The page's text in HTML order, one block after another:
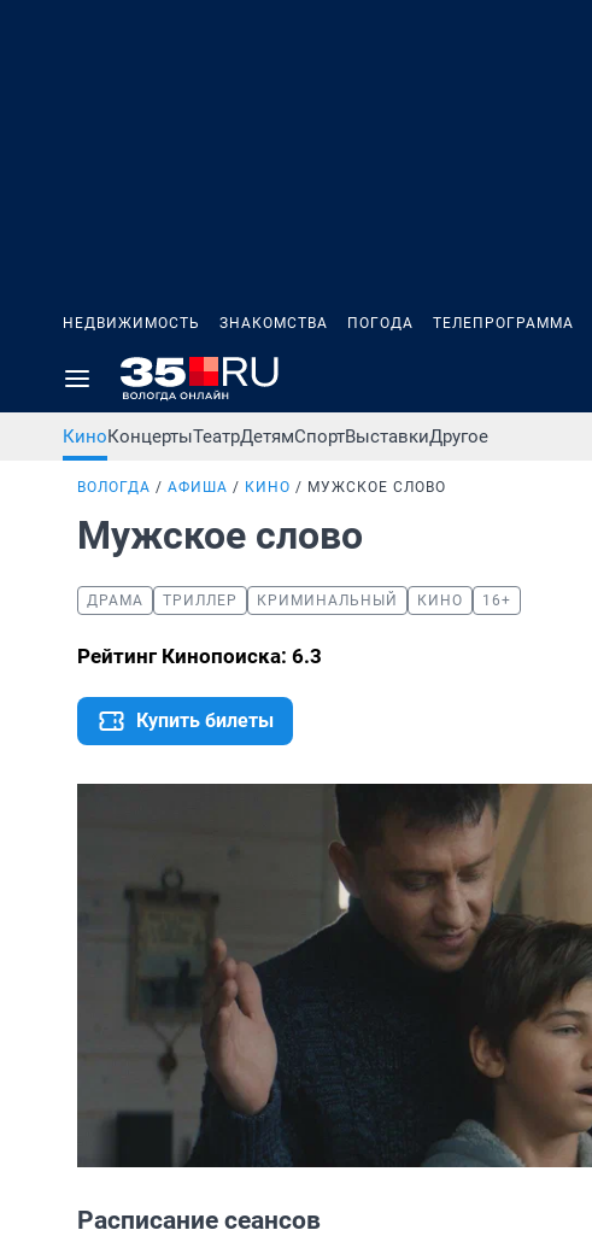
НЕДВИЖИМОСТЬ ЗНАКОМСТВА ПОГОДА ТЕЛЕПРОГРАММА
КиноКонцертыТеатрДетямСпортВыставкиДругое
ВОЛОГДА АФИША КИНО МУЖСКОЕ СЛОВО
Мужское слово
ДРАМА ТРИЛЛЕР КРИМИНАЛЬНЫЙ КИНО 16+
Рейтинг Кинопоиска: 6.3
Купить билеты
Расписание сеансов